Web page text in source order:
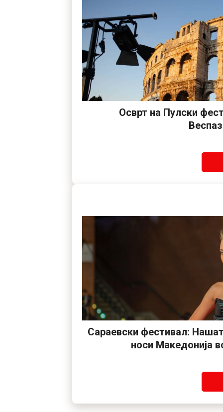
Осврт на Пулски
Сараевски фестивал:
носи Македонија